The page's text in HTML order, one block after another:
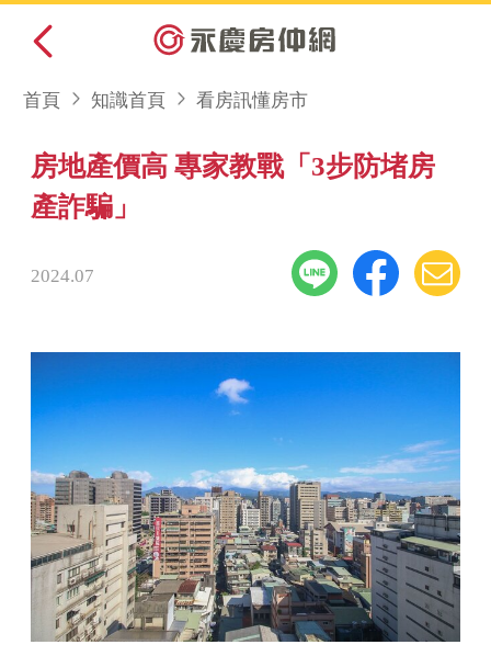
首頁 知識首頁 看房訊懂房市
房地產價高 專家教戰「3步防堵房
產詐騙」
2024.07